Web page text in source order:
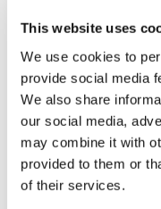
This website uses
We use cookies to
provide social media
We also share
our social media,
may combine it with
provided to them or
of their services.
xCrxO3) zijn een
bij hoge temperaturen,
halfgeleidergedrag met
ladingsdragers
spintronica als
Dunne polykristallijne
zijn zeer geleidend
supergeleidend bij